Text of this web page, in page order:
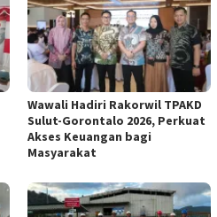
Wawali Hadiri Rakorwil TPAKD
Sulut-Gorontalo 2026, Perkuat
Akses Keuangan bagi
Masyarakat